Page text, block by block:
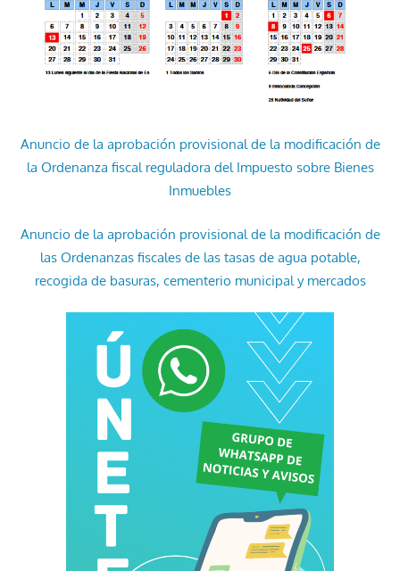
Anuncio de la aprobación provisional de la modificación de
la Ordenanza fiscal reguladora del Impuesto sobre Bienes
Inmuebles
Anuncio de la aprobación provisional de la modificación de
las Ordenanzas fiscales de las tasas de agua potable,
recogida de basuras, cementerio municipal y mercados